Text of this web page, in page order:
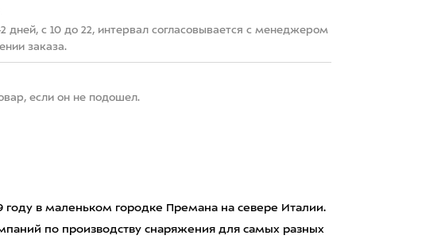
дней, с 10 до 22, интервал согласовывается с менеджером
заказа.
если он не подошел.
году в маленьком городке Премана на севере Италии.
по производству снаряжения для самых разных